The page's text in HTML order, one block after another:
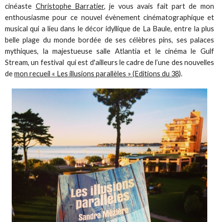
cinéaste Christophe Barratier, je vous avais fait part de mon
enthousiasme pour ce nouvel évènement cinématographique et
musical qui a lieu dans le décor idyllique de La Baule, entre la plus
belle plage du monde bordée de ses célèbres pins, ses palaces
mythiques, la majestueuse salle Atlantia et le cinéma le Gulf
Stream, un festival qui est d'ailleurs le cadre de l’une des nouvelles
demon recueil « Les illusions parallèles » (Editions du 38).